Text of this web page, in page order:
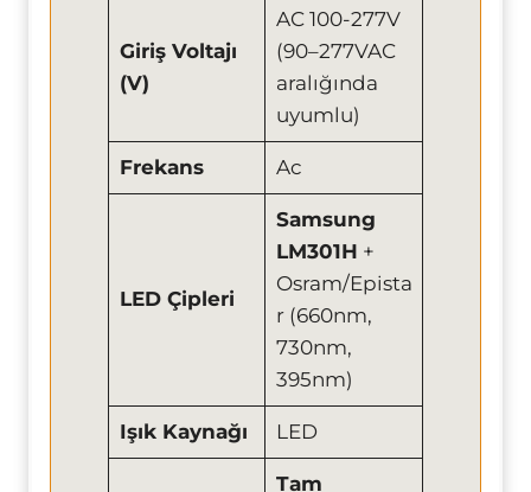
Giriş Voltajı
(V)
AC 100-277V
(90–277VAC
aralığında
uyumlu)
Frekans Ac
LED Çipleri
Samsung
LM301H +
Osram/Epista
r (660nm,
730nm,
395nm)
Işık Kaynağı LED
Tam